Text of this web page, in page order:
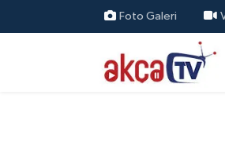
Foto Galeri
Trabzon Nöbetçi Eczaneler